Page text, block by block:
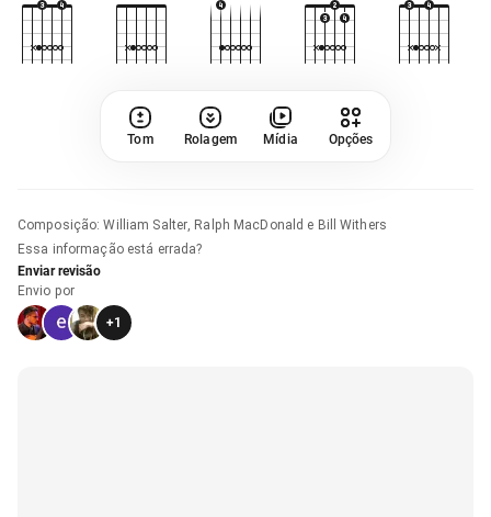
Tom Rolagem Mídia Opções
Composição:William Salter, Ralph MacDonald e Bill Withers
Essa informação está errada?
Enviar revisão
Envio por
+1